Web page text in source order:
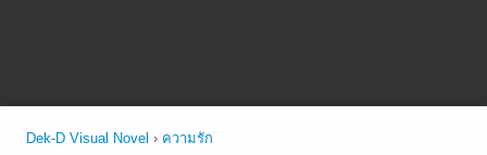
Dek-D Visual Novel › ความรัก